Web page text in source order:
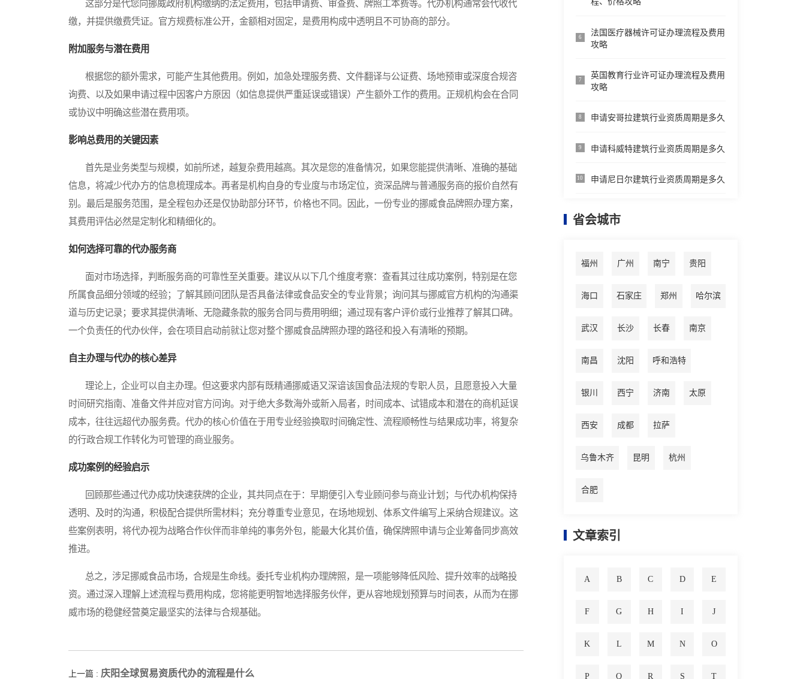
这部分是代您向挪威政府机构缴纳的法定费用，包括申请费、审查费、牌照工本费等。代办机构通常会代收代
缴，并提供缴费凭证。官方规费标准公开，金额相对固定，是费用构成中透明且不可协商的部分。
附加服务与潜在费用
根据您的额外需求，可能产生其他费用。例如，加急处理服务费、文件翻译与公证费、场地预审或深度合规咨
询费、以及如果申请过程中因客户方原因（如信息提供严重延误或错误）产生额外工作的费用。正规机构会在合同
或协议中明确这些潜在费用项。
影响总费用的关键因素
首先是业务类型与规模，如前所述，越复杂费用越高。其次是您的准备情况，如果您能提供清晰、准确的基础
信息，将减少代办方的信息梳理成本。再者是机构自身的专业度与市场定位，资深品牌与普通服务商的报价自然有
别。最后是服务范围，是全程包办还是仅协助部分环节，价格也不同。因此，一份专业的挪威食品牌照办理方案，
其费用评估必然是定制化和精细化的。
如何选择可靠的代办服务商
面对市场选择，判断服务商的可靠性至关重要。建议从以下几个维度考察：查看其过往成功案例，特别是在您
所属食品细分领域的经验；了解其顾问团队是否具备法律或食品安全的专业背景；询问其与挪威官方机构的沟通渠
道与历史记录；要求其提供清晰、无隐藏条款的服务合同与费用明细；通过现有客户评价或行业推荐了解其口碑。
一个负责任的代办伙伴，会在项目启动前就让您对整个挪威食品牌照办理的路径和投入有清晰的预期。
自主办理与代办的核心差异
理论上，企业可以自主办理。但这要求内部有既精通挪威语又深谙该国食品法规的专职人员，且愿意投入大量
时间研究指南、准备文件并应对官方问询。对于绝大多数海外或新入局者，时间成本、试错成本和潜在的商机延误
成本，往往远超代办服务费。代办的核心价值在于用专业经验换取时间确定性、流程顺畅性与结果成功率，将复杂
的行政合规工作转化为可管理的商业服务。
成功案例的经验启示
回顾那些通过代办成功快速获牌的企业，其共同点在于：早期便引入专业顾问参与商业计划；与代办机构保持
透明、及时的沟通，积极配合提供所需材料；充分尊重专业意见，在场地规划、体系文件编写上采纳合规建议。这
些案例表明，将代办视为战略合作伙伴而非单纯的事务外包，能最大化其价值，确保牌照申请与企业筹备同步高效
推进。
总之，涉足挪威食品市场，合规是生命线。委托专业机构办理牌照，是一项能够降低风险、提升效率的战略投
资。通过深入理解上述流程与费用构成，您将能更明智地选择服务伙伴，更从容地规划预算与时间表，从而为在挪
威市场的稳健经营奠定最坚实的法律与合规基础。
上一篇 : 庆阳全球贸易资质代办的流程是什么
6
法国医疗器械许可证办理流程及费用
攻略
7
英国教育行业许可证办理流程及费用
攻略
8 申请安哥拉建筑行业资质周期是多久
9 申请科威特建筑行业资质周期是多久
10 申请尼日尔建筑行业资质周期是多久
省会城市
福州 广州 南宁 贵阳
海口 石家庄 郑州 哈尔滨
武汉 长沙 长春 南京
南昌 沈阳 呼和浩特
银川 西宁 济南 太原
西安 成都 拉萨
乌鲁木齐 昆明 杭州
合肥
文章索引
A B C D E
F G H I J
K L M N O
P Q R S T